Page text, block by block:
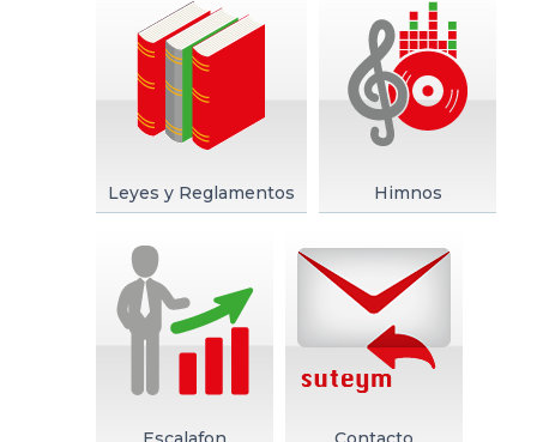
TRANSPARENCIA
Leyes y Reglamentos Himnos